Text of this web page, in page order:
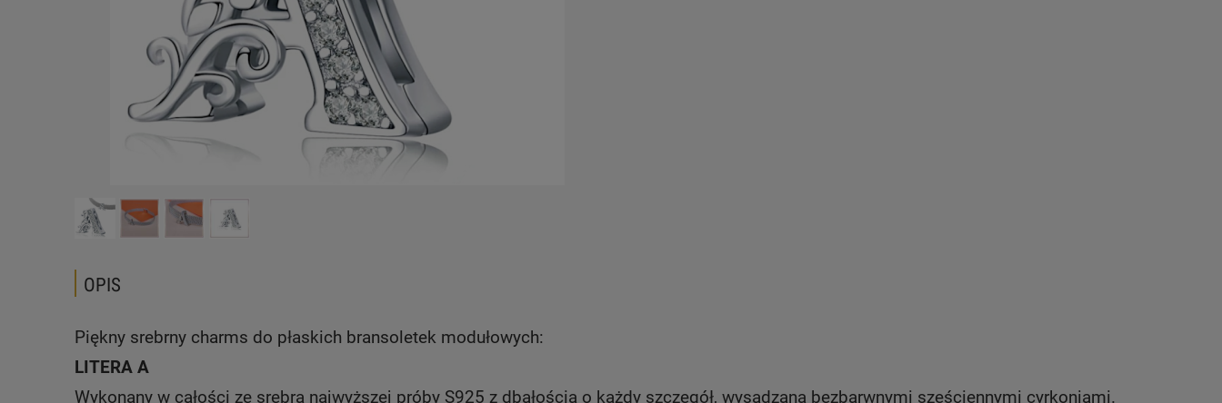
OPIS
Piękny srebrny charms do płaskich bransoletek modułowych:
LITERA A
Wykonany w całości ze srebra najwyższej próby S925 z dbałością o każdy szczegół, wysadzana bezbarwnymi sześciennymi cyrkoniami.